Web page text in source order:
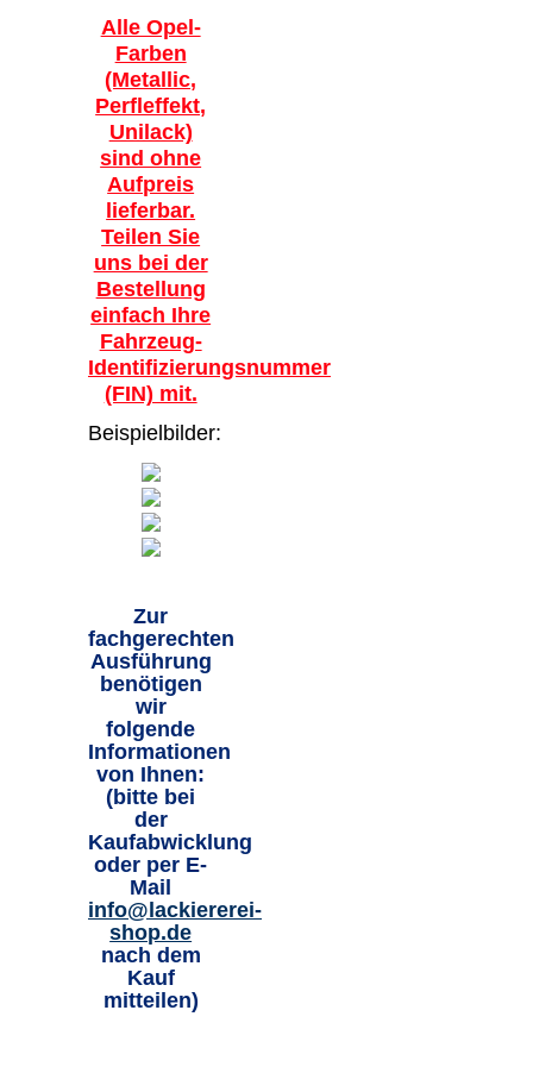
Alle Opel-
Farben
(Metallic,
Perfleffekt,
Unilack)
sind ohne
Aufpreis
lieferbar.
Teilen Sie
uns bei der
Bestellung
einfach Ihre
Fahrzeug-
Identifizierungsnummer
(FIN) mit.
Beispielbilder:
Zur
fachgerechten
Ausführung
benötigen
wir
folgende
Informationen
von Ihnen:
(bitte bei
der
Kaufabwicklung
oder per E-
Mail
info@lackiererei-
shop.de
nach dem
Kauf
mitteilen)